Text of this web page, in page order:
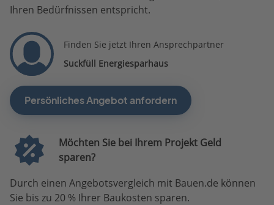
Ihren Bedürfnissen entspricht.
Finden Sie jetzt Ihren Ansprechpartner
Suckfüll Energiesparhaus
Persönliches Angebot anfordern
Möchten Sie bei Ihrem Projekt Geld
sparen?
Durch einen Angebotsvergleich mit Bauen.de können
Sie bis zu 20 % Ihrer Baukosten sparen.